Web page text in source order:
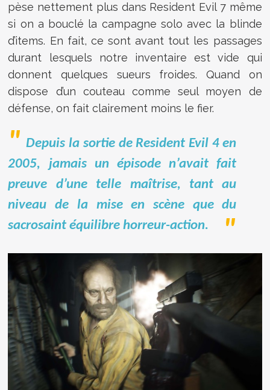
pèse nettement plus dans Resident Evil 7 même
si on a bouclé la campagne solo avec la blinde
d’items. En fait, ce sont avant tout les passages
durant lesquels notre inventaire est vide qui
donnent quelques sueurs froides. Quand on
dispose d’un couteau comme seul moyen de
défense, on fait clairement moins le fier.
Depuis la sortie de Resident Evil 4 en
2005, jamais un épisode n’avait fait
preuve d’une telle maîtrise, tant au
niveau de la mise en scène que du
sacrosaint équilibre horreur-action.